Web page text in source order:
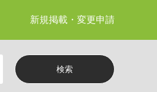
新規掲載・変更申請